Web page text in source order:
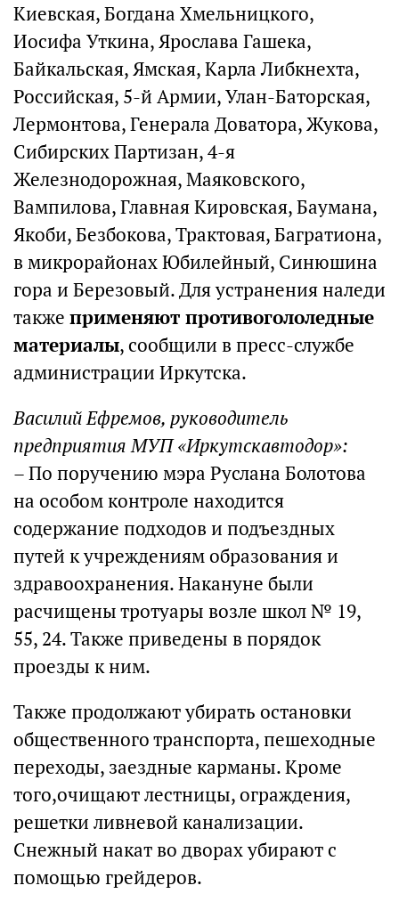
Киевская, Богдана Хмельницкого,
Иосифа Уткина, Ярослава Гашека,
Байкальская, Ямская, Карла Либкнехта,
Российская, 5-й Армии, Улан-Баторская,
Лермонтова, Генерала Доватора, Жукова,
Сибирских Партизан, 4-я
Железнодорожная, Маяковского,
Вампилова, Главная Кировская, Баумана,
Якоби, Безбокова, Трактовая, Багратиона,
в микрорайонах Юбилейный, Синюшина
гора и Березовый. Для устранения наледи
также применяют противогололедные
материалы, сообщили в пресс-службе
администрации Иркутска.
Василий Ефремов, руководитель
предприятия МУП «Иркутскавтодор»:
– По поручению мэра Руслана Болотова
на особом контроле находится
содержание подходов и подъездных
путей к учреждениям образования и
здравоохранения. Накануне были
расчищены тротуары возле школ № 19,
55, 24. Также приведены в порядок
проезды к ним.
Также продолжают убирать остановки
общественного транспорта, пешеходные
переходы, заездные карманы. Кроме
того,очищают лестницы, ограждения,
решетки ливневой канализации.
Снежный накат во дворах убирают с
помощью грейдеров.